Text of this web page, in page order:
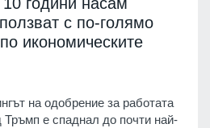
с по-голямо
икономическите
на одобрение за работата
Тръмп е спаднал до почти най-